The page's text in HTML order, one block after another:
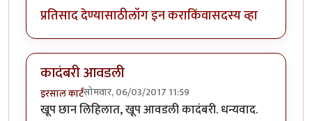
प्रतिसाद देण्यासाठीलॉग इन कराकिंवासदस्य व्हा
कादंबरी आवडली
इरसाल कार्टंसोमवार, 06/03/2017 11:59
खूप छान लिहिलात, खूप आवडली कादंबरी. धन्यवाद.